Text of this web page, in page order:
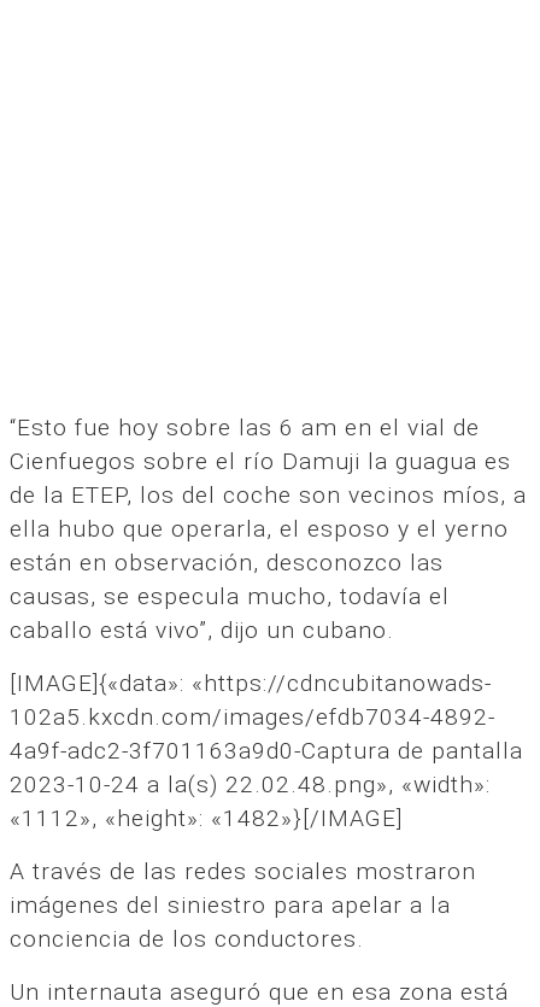
“Esto fue hoy sobre las 6 am en el vial de
Cienfuegos sobre el río Damuji la guagua es
de la ETEP, los del coche son vecinos míos, a
ella hubo que operarla, el esposo y el yerno
están en observación, desconozco las
causas, se especula mucho, todavía el
caballo está vivo”, dijo un cubano.
[IMAGE]{«data»: «https://cdncubitanowads-
102a5.kxcdn.com/images/efdb7034-4892-
4a9f-adc2-3f701163a9d0-Captura de pantalla
2023-10-24 a la(s) 22.02.48.png», «width»:
«1112», «height»: «1482»}[/IMAGE]
A través de las redes sociales mostraron
imágenes del siniestro para apelar a la
conciencia de los conductores.
Un internauta aseguró que en esa zona está